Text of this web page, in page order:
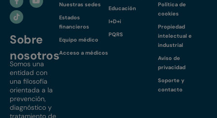
Sobre
nosotros
Somos una
entidad con
una filosofía
orientada a la
prevención,
diagnóstico y
tratamiento de
Nuestras sedes
Estados
financieros
Equipo médico
Acceso a médicos
Educación
I+D+i
PQRS
Política de
cookies
Propiedad
intelectual e
industrial
Aviso de
privacidad
Soporte y
contacto